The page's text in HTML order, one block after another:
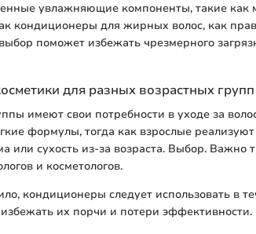
увлажняющие компоненты, такие как
кондиционеры для жирных волос, как
поможет избежать чрезмерного
для разных возрастных групп
имеют свои потребности в уходе за
формулы, тогда как взрослые
или сухость из-за возраста. Выбор. Важно
и косметологов.
кондиционеры следует использовать в
их порчи и потери эффективности.